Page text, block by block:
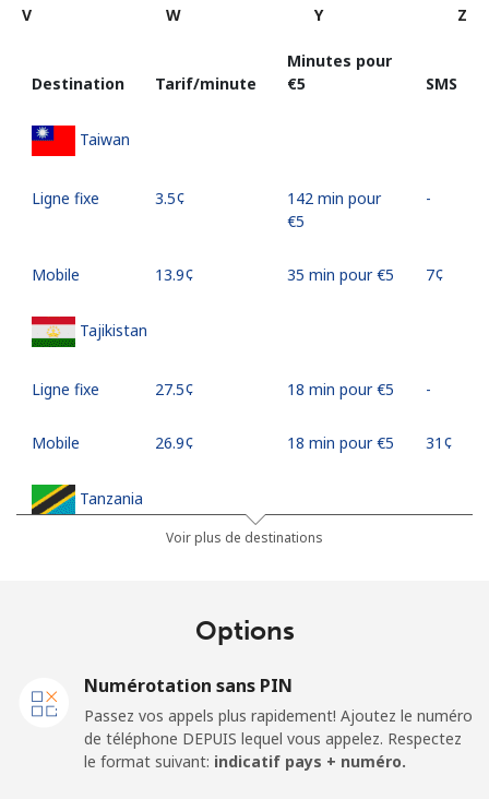
V
W Y Z
Destination Tarif/minute
Minutes pour
⁦€5⁩
SMS
Taiwan
Ligne fixe ⁦3.5¢⁩
142 min pour
⁦€5⁩
-
Mobile ⁦13.9¢⁩ 35 min pour ⁦€5⁩ ⁦7¢⁩
Tajikistan
Ligne fixe ⁦27.5¢⁩ 18 min pour ⁦€5⁩ -
Mobile ⁦26.9¢⁩ 18 min pour ⁦€5⁩ ⁦31¢⁩
Tanzania
Ligne fixe ⁦3.9¢⁩
128 min pour
⁦€5⁩
-
Voir plus de destinations
Options
Numérotation sans PIN
Passez vos appels plus rapidement! Ajoutez le numéro
de téléphone DEPUIS lequel vous appelez. Respectez
le format suivant: indicatif pays + numéro.